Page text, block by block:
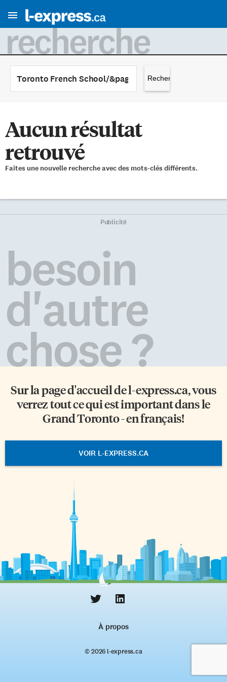
recherche
Aucun résultat
retrouvé
Faites une nouvelle recherche avec des mots-clés différents.
Publicité
besoin
d'autre
chose ?
Sur la page d'accueil del-express.ca, vous
verrez tout ce qui est important dans le
Grand Toronto - en français!
VOIR L-EXPRESS.CA
À propos
© 2026 l‑express.ca